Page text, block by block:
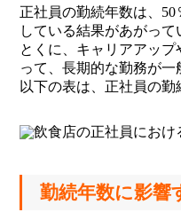
正社員の勤続年数は、
している結果があがって
とくに、キャリアアッ
って、長期的な勤務が一
以下の表は、正社員の勤
勤続年数に影響